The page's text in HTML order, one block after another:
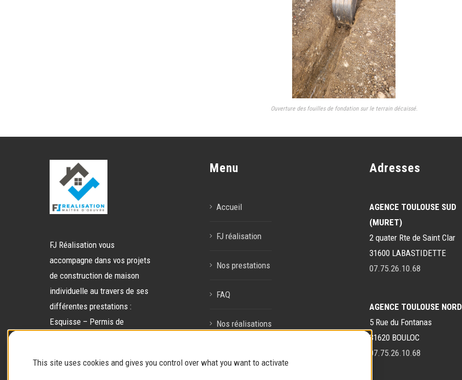
Ouverture des fouilles de fondation sur le terrain décaissé.
FJ Réalisation vous
accompagne dans vos projets
de construction de maison
individuelle au travers de ses
différentes prestations :
Esquisse – Permis de
Menu
Accueil
FJ réalisation
Nos prestations
FAQ
Nos réalisations
Adresses
AGENCE TOULOUSE SUD
(MURET)
2 quater Rte de Saint Clar
31600 LABASTIDETTE
07.75.26.10.68
AGENCE TOULOUSE NORD
5 Rue du Fontanas
31620 BOULOC
07.75.26.10.68
This site uses cookies and gives you control over what you want to activate